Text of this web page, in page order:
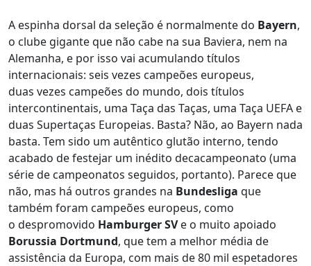
A espinha dorsal da seleção é normalmente do Bayern,
o clube gigante que não cabe na sua Baviera, nem na
Alemanha, e por isso vai acumulando títulos
internacionais: seis vezes campeões europeus,
duas vezes campeões do mundo, dois títulos
intercontinentais, uma Taça das Taças, uma Taça UEFA e
duas Supertaças Europeias. Basta? Não, ao Bayern nada
basta. Tem sido um autêntico glutão interno, tendo
acabado de festejar um inédito decacampeonato (uma
série de campeonatos seguidos, portanto). Parece que
não, mas há outros grandes na Bundesliga que
também foram campeões europeus, como
o despromovido Hamburger SVe o muito apoiado
Borussia Dortmund, que tem a melhor média de
assistência da Europa, com mais de 80 mil espetadores